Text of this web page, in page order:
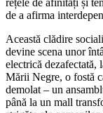
de a afirma
Această clădire
devine scena unor
electrică dezafectată,
Mării Negre, o fostă
demolat – un
până la un mall